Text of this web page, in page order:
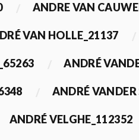
ANDRE VAN
VAN HOLLE_21137
ANDRÉ
ANDRÉ
ANDRÉ VELGHE_112352